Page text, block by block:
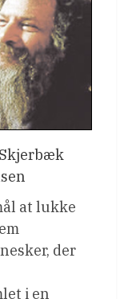
at lukke
der
i en